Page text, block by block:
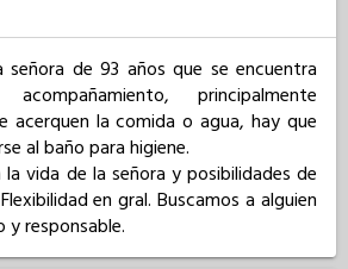
señora de 93 años que se encuentra
principalmente
acerquen la comida o agua, hay que
al baño para higiene.
la vida de la señora y posibilidades de
en gral. Buscamos a alguien
responsable.